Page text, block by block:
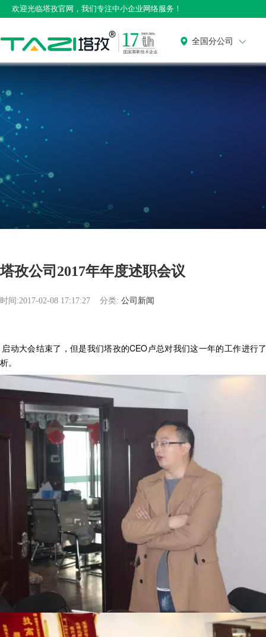
欢迎光临塔孜官网，我们专注中小企业网络服务！
全国分公司
塔孜公司2017年年度述职会议
时间:2017-02-08 17:17:27 分类: 公司新闻
启动大会结束了，但是我们塔孜的CEO卢总对我们这一年的工作进
析。